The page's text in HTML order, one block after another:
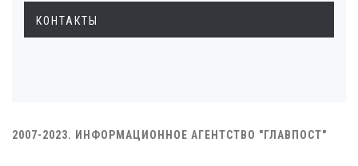
КОНТАКТЫ
2007-2023. ИНФОРМАЦИОННОЕ АГЕНТСТВО "ГЛАВПОСТ"